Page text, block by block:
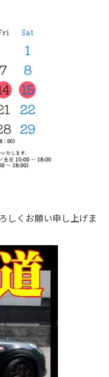
しくお願い申し上げま